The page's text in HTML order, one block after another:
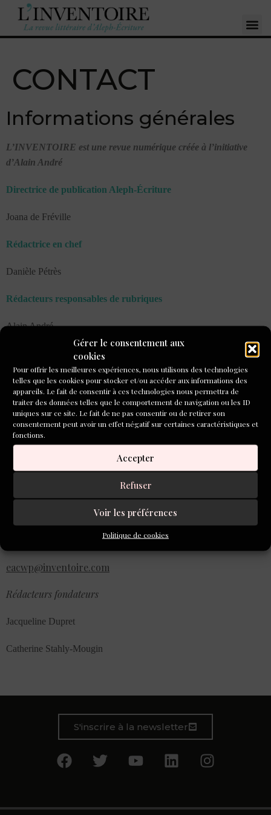
Gérer le consentement aux
cookies
Pour offrir les meilleures expériences, nous utilisons des technologies
telles que les cookies pour stocker et/ou accéder aux informations des
appareils. Le fait de consentir à ces technologies nous permettra de
traiter des données telles que le comportement de navigation ou les ID
uniques sur ce site. Le fait de ne pas consentir ou de retirer son
consentement peut avoir un effet négatif sur certaines caractéristiques et
fonctions.
Accepter
Refuser
Voir les préférences
Politique de cookies
CONTACT
Informations générales
L’INVENTOIRE est une revue numérique créée à l’initiative
d’Alain André
Directrice de publication Aleph-Écriture
Joana de Fréville
Rédactrice en chef
Danièle Pétrès
Rédacteurs responsables de rubriques
Alain André
Claudine Tondreau
L’Inventoire est une publicationAleph-Écriture
COMMENT NOUS CONTACTER
atelierouvert@inventoire.com
eacwp@inventoire.com
Rédacteurs fondateurs
Jacqueline Dupret
Catherine Stahly-Mougin
S'inscrire à la newsletter